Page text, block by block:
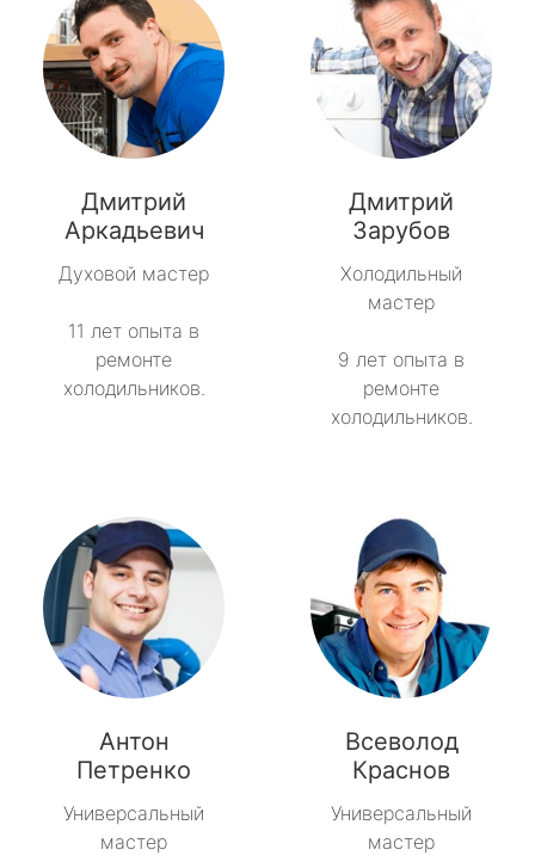
Дмитрий
Аркадьевич
Духовой мастер
11 лет опыта в
ремонте
холодильников.
Дмитрий
Зарубов
Холодильный
мастер
9 лет опыта в
ремонте
холодильников.
Антон
Петренко
Универсальный
мастер
Всеволод
Краснов
Универсальный
мастер